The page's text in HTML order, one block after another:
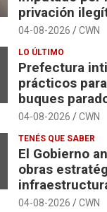
privación
04-08-2026 CWN
LO ÚLTIMO
Prefectura
prácticos
buques
04-08-2026 CWN
TENÉS QUE SABER
El Gobierno
obras
04-08-2026 CWN